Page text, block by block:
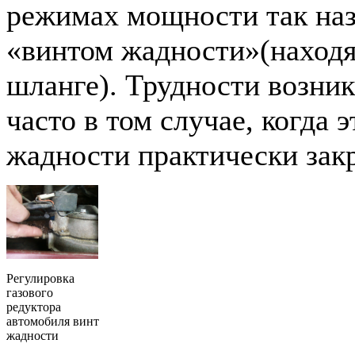
режимах мощности так
«винтом
шланге). Трудности
часто в том случае, когда
жадности практически
Регулировка
газового
редуктора
автомобиля винт
жадности